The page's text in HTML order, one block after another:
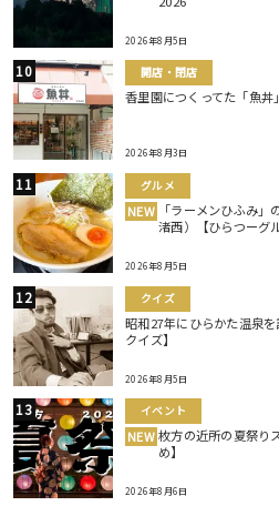
2026年8月5日
開店・閉店
香里園につくってた「魚丼
2026年8月3日
グルメ
NEW
「ラーメンひふみ
渚西）【ひらつーグ
2026年8月5日
クイズ
昭和27年にひらかた温泉
クイズ】
2026年8月5日
イベント
NEW 枚方の近所の夏祭り
め】
2026年8月6日